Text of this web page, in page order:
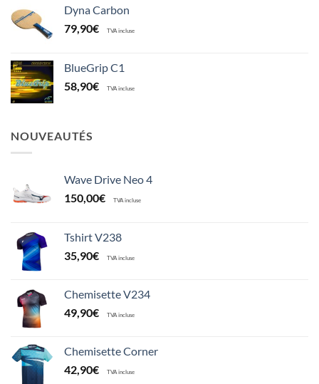
Dyna Carbon
79,90€ TVA incluse
BlueGrip C1
58,90€ TVA incluse
NOUVEAUTÉS
Wave Drive Neo 4
150,00€ TVA incluse
Tshirt V238
35,90€ TVA incluse
Chemisette V234
49,90€ TVA incluse
Chemisette Corner
42,90€ TVA incluse